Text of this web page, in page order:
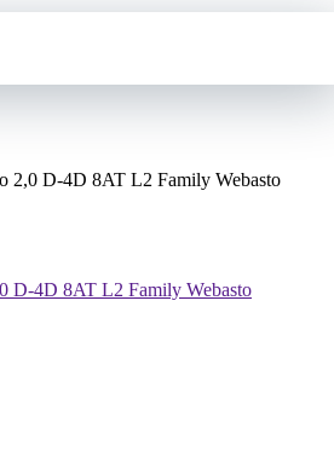
2,0 D-4D 8AT L2 Family Webasto